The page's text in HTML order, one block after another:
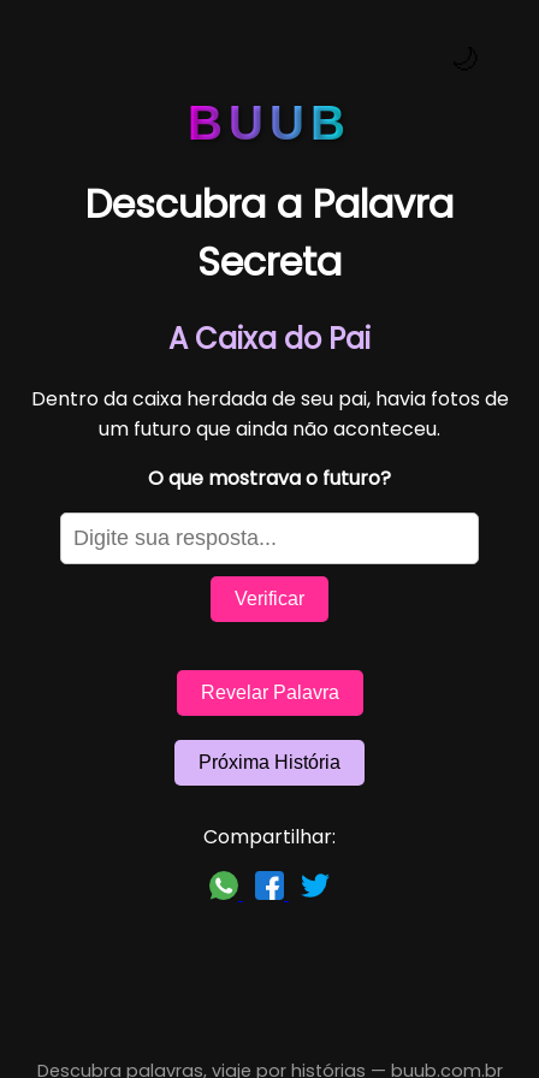
BUUB
Descubra a Palavra
Secreta
A Caixa do Pai
Dentro da caixa herdada de seu pai, havia fotos de
um futuro que ainda não aconteceu.
O que mostrava o futuro?
Verificar
Revelar Palavra
Próxima História
Compartilhar:
Descubra palavras, viaje por histórias — buub.com.br